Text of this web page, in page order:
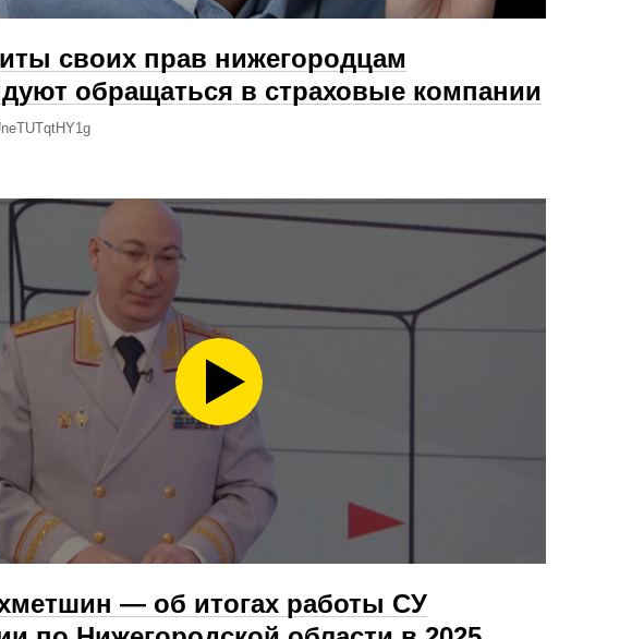
своих прав нижегородцам
обращаться в страховые компании
— об итогах работы СУ